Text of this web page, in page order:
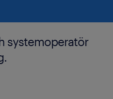
systemoperatör